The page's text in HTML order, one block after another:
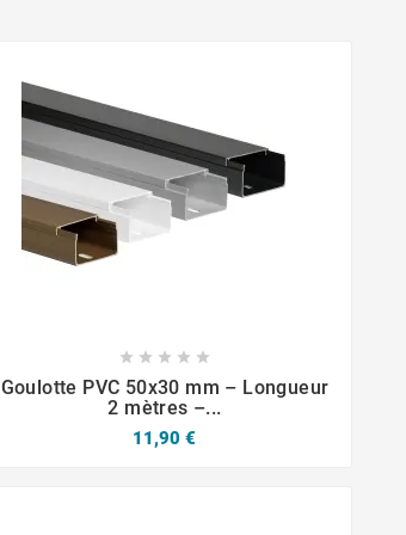
    
Goulotte PVC 50x30 mm – Longueur
2 mètres –...
11,90 €